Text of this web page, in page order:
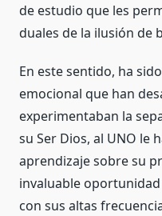
de estudio que les
duales de la ilusión de
En este sentido, ha
emocional que han
experimentaban la
su Ser Dios, al UNO le
aprendizaje sobre su
invaluable
con sus altas